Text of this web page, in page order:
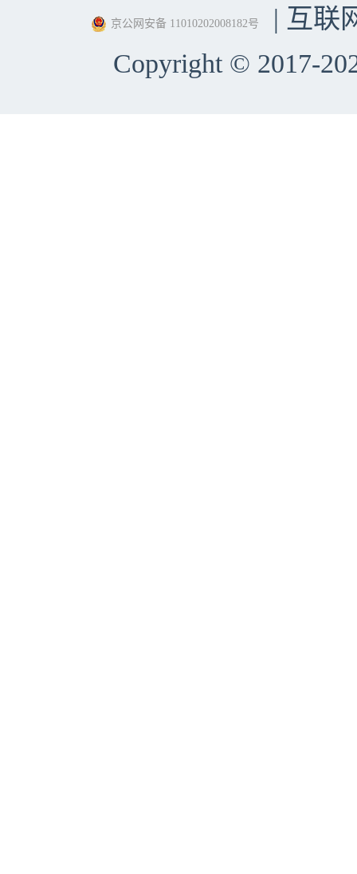
京公网安备 11010202008182号
| 互联
Copyright © 2017-